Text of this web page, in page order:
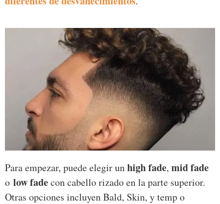
Para empezar, puede elegir unhigh fade, mid fade
o low fadecon cabello rizado en la parte superior.
Otras opciones incluyen Bald, Skin, y temp o